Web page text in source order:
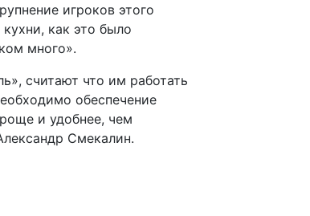
игроков этого
как это было
много».
считают что им работать
обеспечение
и удобнее, чем
­Смекалин.